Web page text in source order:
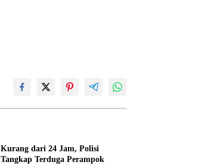
Kurang dari 24 Jam, Polisi
Tangkap Terduga Perampok